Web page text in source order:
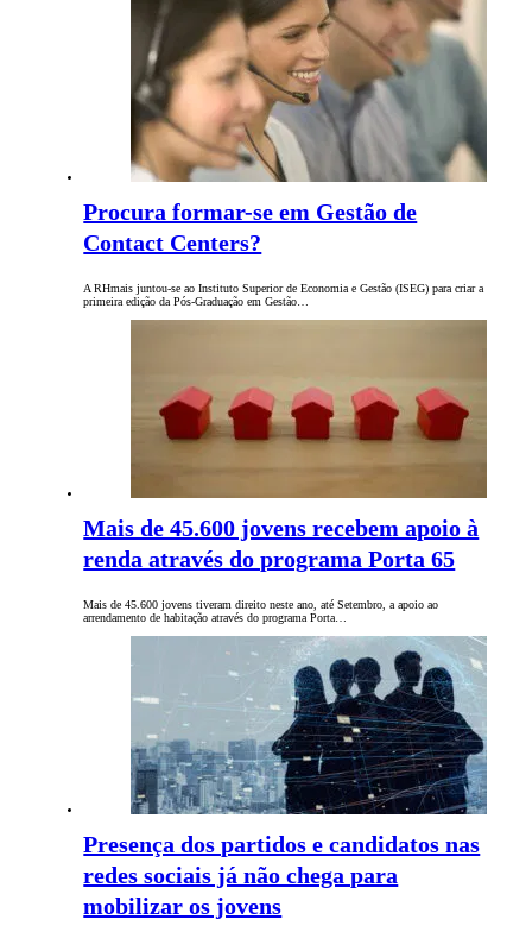
Procura formar-se em Gestão de
Contact Centers?
A RHmais juntou-se ao Instituto Superior de Economia e Gestão (ISEG) para criar a
primeira edição da Pós-Graduação em Gestão…
Mais de 45.600 jovens recebem apoio à
renda através do programa Porta 65
Mais de 45.600 jovens tiveram direito neste ano, até Setembro, a apoio ao
arrendamento de habitação através do programa Porta…
Presença dos partidos e candidatos nas
redes sociais já não chega para
mobilizar os jovens